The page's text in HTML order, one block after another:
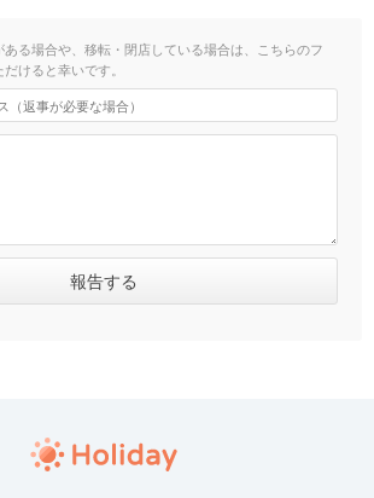
る場合や、移転・閉店している場合は、こちらのフ
けると幸いです。